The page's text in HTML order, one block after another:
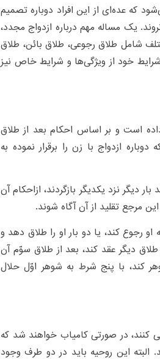
که عده‌ای از این افراد دوباره تصمیم
یک مساله مهم درباره ازدواج مجدد،
شامل طلاق رجوعی، طلاق بائن، طلاق
خود از ویژگی‌ها و شرایط خاص نیز
است و بر اساس احکام بعد از طلاق
ازدواج با زن را برقرار نموده به
دیگر نزد یکدیگر بازگردند، ازاحکام آن
مرجع تقلید از آن آگاه شوند.
رجوع کند، یا دو بار او را طلاق دهد و
دیگر عقد کند، بعد از طلاق سوّم آن
کند، با پنج شرط به شوهر اوّل حلال
کنند، در صورتی کامیاب خواهند شد که
این روحیه باید در دو طرف وجود